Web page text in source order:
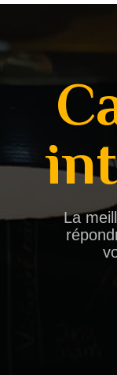
La